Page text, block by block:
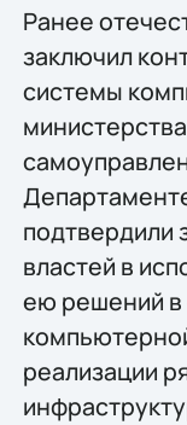
Ранее
заключил
системы
подтвердили
властей в
ею решений в
реализации